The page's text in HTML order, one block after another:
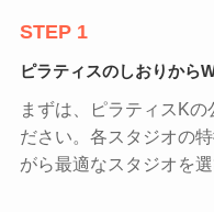
STEP 1
ピラティスのしおりから
まずは、ピラティスKの
ださい。各スタジオの
がら最適なスタジオを選